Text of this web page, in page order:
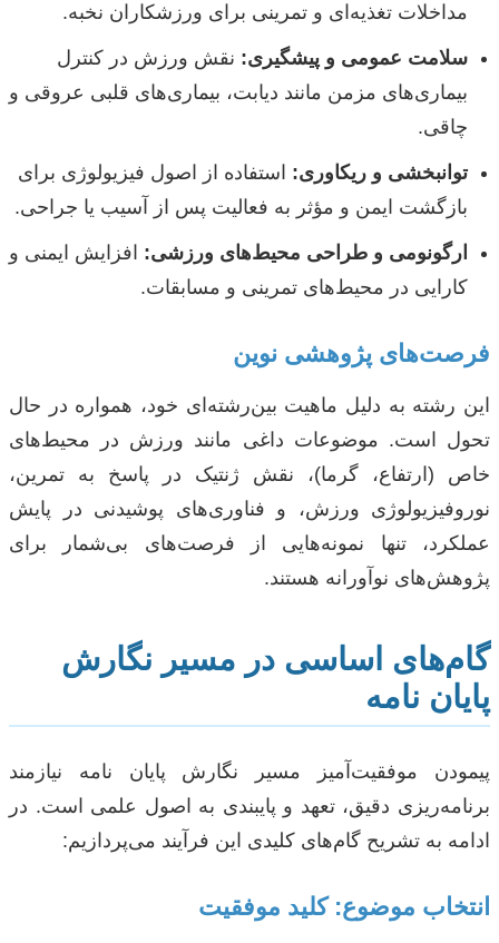
مداخلات تغذیه‌ای و تمرینی برای ورزشکاران نخبه.
سلامت عمومی و پیشگیری: نقش ورزش در کنترل
بیماری‌های مزمن مانند دیابت، بیماری‌های قلبی عروقی و
چاقی.
توانبخشی و ریکاوری: استفاده از اصول فیزیولوژی برای
بازگشت ایمن و مؤثر به فعالیت پس از آسیب یا جراحی.
ارگونومی و طراحی محیط‌های ورزشی: افزایش ایمنی و
کارایی در محیط‌های تمرینی و مسابقات.
فرصت‌های پژوهشی نوین
این رشته به دلیل ماهیت بین‌رشته‌ای خود، همواره در حال
تحول است. موضوعات داغی مانند ورزش در محیط‌های
خاص (ارتفاع، گرما)، نقش ژنتیک در پاسخ به تمرین،
نوروفیزیولوژی ورزش، و فناوری‌های پوشیدنی در پایش
عملکرد، تنها نمونه‌هایی از فرصت‌های بی‌شمار برای
پژوهش‌های نوآورانه هستند.
گام‌های اساسی در مسیر نگارش
پایان نامه
پیمودن موفقیت‌آمیز مسیر نگارش پایان نامه نیازمند
برنامه‌ریزی دقیق، تعهد و پایبندی به اصول علمی است. در
ادامه به تشریح گام‌های کلیدی این فرآیند می‌پردازیم:
انتخاب موضوع: کلید موفقیت